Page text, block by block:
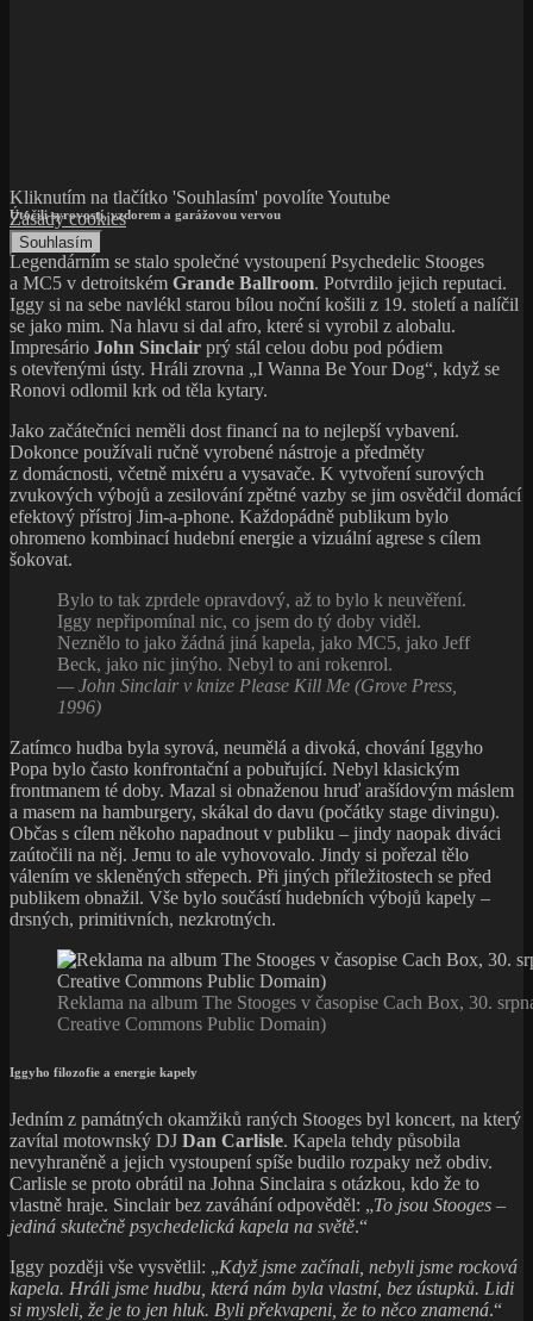
Kliknutím na tlačítko 'Souhlasím' povolíte Youtube
Zásady cookies
Souhlasím
Útočili syrovostí, vzdorem a garážovou vervou
Legendárním se stalo společné vystoupení Psychedelic Stooges
a MC5 v detroitském Grande Ballroom. Potvrdilo jejich reputaci.
Iggy si na sebe navlékl starou bílou noční košili z 19. století a nalíčil
se jako mim. Na hlavu si dal afro, které si vyrobil z alobalu.
Impresário John Sinclair prý stál celou dobu pod pódiem
s otevřenými ústy. Hráli zrovna „I Wanna Be Your Dog“, když se
Ronovi odlomil krk od těla kytary.
Jako začátečníci neměli dost financí na to nejlepší vybavení.
Dokonce používali ručně vyrobené nástroje a předměty
z domácnosti, včetně mixéru a vysavače. K vytvoření surových
zvukových výbojů a zesilování zpětné vazby se jim osvědčil domácí
efektový přístroj Jim-a-phone. Každopádně publikum bylo
ohromeno kombinací hudební energie a vizuální agrese s cílem
šokovat.
Bylo to tak zprdele opravdový, až to bylo k neuvěření.
Iggy nepřipomínal nic, co jsem do tý doby viděl.
Neznělo to jako žádná jiná kapela, jako MC5, jako Jeff
Beck, jako nic jinýho. Nebyl to ani rokenrol.
— John Sinclair v knize Please Kill Me (Grove Press,
1996)
Zatímco hudba byla syrová, neumělá a divoká, chování Iggyho
Popa bylo často konfrontační a pobuřující. Nebyl klasickým
frontmanem té doby. Mazal si obnaženou hruď arašídovým máslem
a masem na hamburgery, skákal do davu (počátky stage divingu).
Občas s cílem někoho napadnout v publiku – jindy naopak diváci
zaútočili na něj. Jemu to ale vyhovovalo. Jindy si pořezal tělo
válením ve skleněných střepech. Při jiných příležitostech se před
publikem obnažil. Vše bylo součástí hudebních výbojů kapely –
drsných, primitivních, nezkrotných.
Reklama na album The Stooges v časopise Cach Box, 30.
Creative Commons Public Domain)
Iggyho filozofie a energie kapely
Jedním z památných okamžiků raných Stooges byl koncert, na který
zavítal motownský DJ Dan Carlisle. Kapela tehdy působila
nevyhraněně a jejich vystoupení spíše budilo rozpaky než obdiv.
Carlisle se proto obrátil na Johna Sinclaira s otázkou, kdo že to
vlastně hraje. Sinclair bez zaváhání odpověděl: „To jsou Stooges –
jediná skutečně psychedelická kapela na světě.“
Iggy později vše vysvětlil: „Když jsme začínali, nebyli jsme rocková
kapela. Hráli jsme hudbu, která nám byla vlastní, bez ústupků. Lidi
si mysleli, že je to jen hluk. Byli překvapeni, že to něco znamená.“